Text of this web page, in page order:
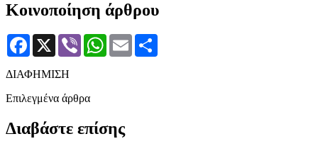
Κοινοποίηση άρθρου
Facebook
X Viber WhatsApp
Email
ΔΙΑΦΗΜΙΣΗ
Επιλεγμένα άρθρα
Διαβάστε επίσης